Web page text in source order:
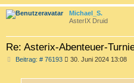
Michael_S.
AsterIX Druid
Re: Asterix-Abenteuer-
Beitrag: # 76193B 30. Juni 2024 13:08